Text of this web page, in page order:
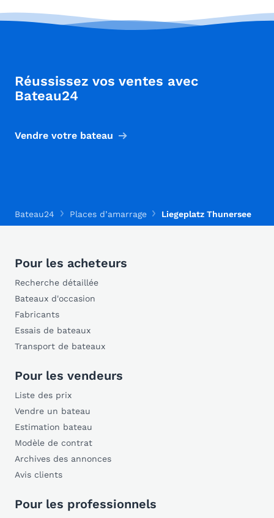
Réussissez vos ventes avec
Bateau24
Vendre votre bateau
Bateau24 Places d’amarrage Liegeplatz Thunersee
Pour les acheteurs
Recherche détaillée
Bateaux d'occasion
Fabricants
Essais de bateaux
Transport de bateaux
Pour les vendeurs
Liste des prix
Vendre un bateau
Estimation bateau
Modèle de contrat
Archives des annonces
Avis clients
Pour les professionnels